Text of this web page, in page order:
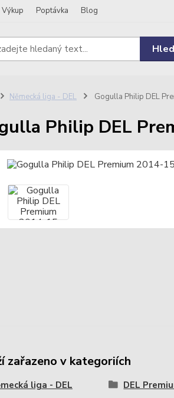
Výkup Poptávka Blog
Německá liga - DEL Gogulla Philip DEL
Philip DEL
zařazeno v kategoriích
liga - DEL DEL